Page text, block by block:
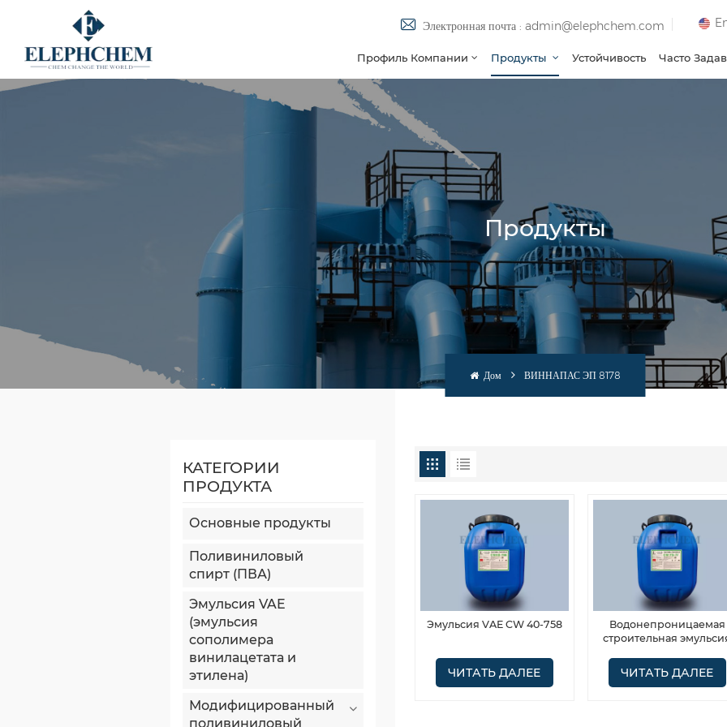
Электронная почта : admin@elephchem.com
Профиль Компании Продукты Устойчивость Часто
Продукты
Дом ВИННАПАС ЭП 8178
КАТЕГОРИИ
ПРОДУКТА
Основные продукты
Поливиниловый
спирт (ПВА)
Эмульсия VAE
(эмульсия
сополимера
винилацетата и
этилена)
Модифицированный
поливиниловый
Эмульсия VAE CW 40-758
ЧИТАТЬ ДАЛЕЕ
Водонепроницаемая
строительная
ЧИТАТЬ ДАЛЕЕ